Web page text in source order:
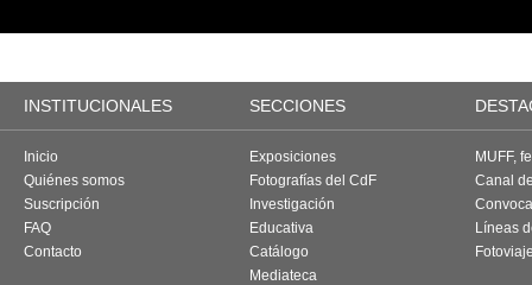
INSTITUCIONALES SECCIONES
Inicio
Quiénes somos
Suscripción
FAQ
Contacto
Exposiciones
Fotografías del CdF
Investigación
Educativa
Catálogo
Mediateca
MUFF,
Canal
Líneas